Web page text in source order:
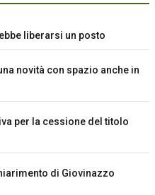
liberarsi un posto
novità con spazio anche in
per la cessione del titolo
di Giovinazzo